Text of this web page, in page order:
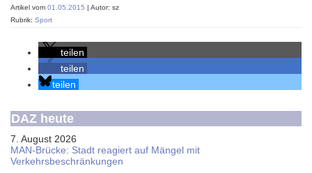
Artikel vom 01.05.2015 | Autor: sz
Rubrik: Sport
teilen
teilen
teilen
DAZ heute
7. August 2026
MAN-Brücke: Stadt reagiert auf Mängel mit
Verkehrsbeschränkungen